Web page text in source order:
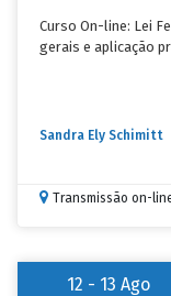
Curso On-line: Lei
gerais e aplicação
Sandra Ely Schimitt
Transmissão on-
12 - 13Ago